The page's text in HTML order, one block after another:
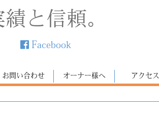
と信頼。
Facebook
お問い合わせ オーナー様へ アクセス